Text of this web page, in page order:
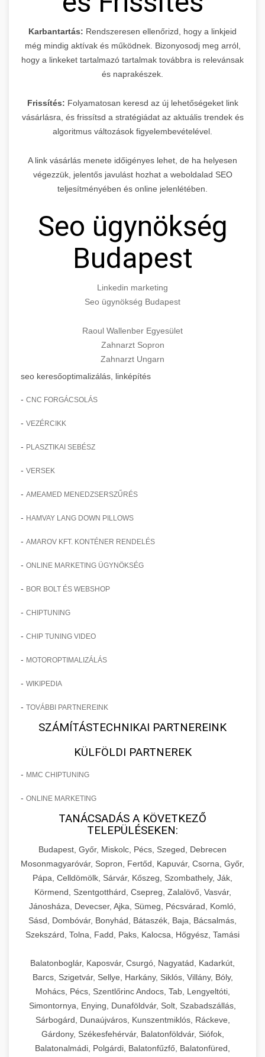
Karbantartás: Rendszeresen ellenőrizd, hogy a linkjeid
még mindig aktívak és működnek. Bizonyosodj meg arról,
hogy a linkeket tartalmazó tartalmak továbbra is relevánsak
és naprakészek.
Frissítés: Folyamatosan keresd az új lehetőségeket link
vásárlásra, és frissítsd a stratégiádat az aktuális trendek és
algoritmus változások figyelembevételével.
A link vásárlás menete időigényes lehet, de ha helyesen
végezzük, jelentős javulást hozhat a weboldalad SEO
teljesítményében és online jelenlétében.
Seo ügynökség
Budapest
Linkedin marketing
Seo ügynökség Budapest
Raoul Wallenber Egyesület
Zahnarzt Sopron
Zahnarzt Ungarn
seo keresőoptimalizálás, linképítés
- CNC FORGÁCSOLÁS
- VEZÉRCIKK
- PLASZTIKAI SEBÉSZ
- VERSEK
- AMEAMED MENEDZSERSZŰRÉS
- HAMVAY LANG DOWN PILLOWS
- AMAROV KFT. KONTÉNER RENDELÉS
- ONLINE MARKETING ÜGYNÖKSÉG
- BOR BOLT ÉS WEBSHOP
- CHIPTUNING
- CHIP TUNING VIDEO
- MOTOROPTIMALIZÁLÁS
- WIKIPEDIA
- TOVÁBBI PARTNEREINK
SZÁMÍTÁSTECHNIKAI PARTNEREINK
KÜLFÖLDI PARTNEREK
- MMC CHIPTUNING
- ONLINE MARKETING
TANÁCSADÁS A KÖVETKEZŐ
TELEPÜLÉSEKEN:
Budapest, Győr, Miskolc, Pécs, Szeged, Debrecen
Mosonmagyaróvár, Sopron, Fertőd, Kapuvár, Csorna, Győr,
Pápa, Celldömölk, Sárvár, Kőszeg, Szombathely, Ják,
Körmend, Szentgotthárd, Csepreg, Zalalövő, Vasvár,
Jánosháza, Devecser, Ajka, Sümeg, Pécsvárad, Komló,
Sásd, Dombóvár, Bonyhád, Bátaszék, Baja, Bácsalmás,
Szekszárd, Tolna, Fadd, Paks, Kalocsa, Hőgyész, Tamási
Balatonboglár, Kaposvár, Csurgó, Nagyatád, Kadarkút,
Barcs, Szigetvár, Sellye, Harkány, Siklós, Villány, Bóly,
Mohács, Pécs, Szentlőrinc Andocs, Tab, Lengyeltóti,
Simontornya, Enying, Dunaföldvár, Solt, Szabadszállás,
Sárbogárd, Dunaújváros, Kunszentmiklós, Ráckeve,
Gárdony, Székesfehérvár, Balatonföldvár, Siófok,
Balatonalmádi, Polgárdi, Balatonfűzfő, Balatonfüred,